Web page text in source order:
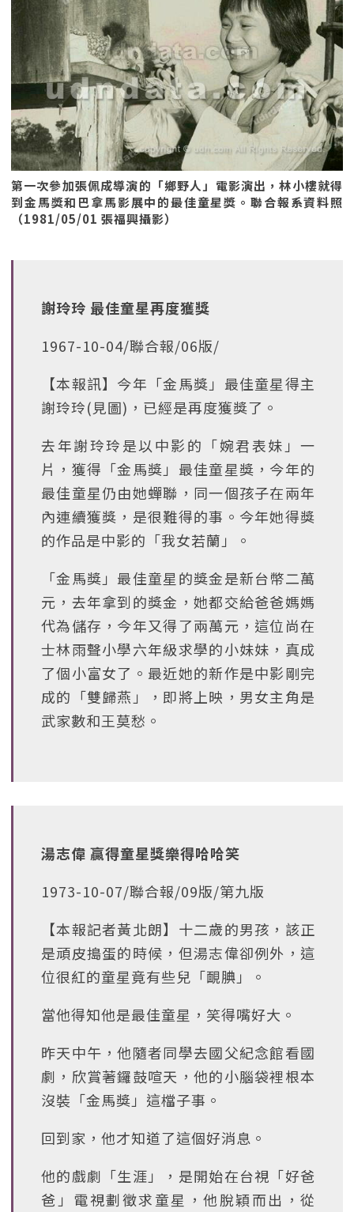
第一次參加張佩成導演的「鄉野人」電影演出，林小樓就得
到金馬獎和巴拿馬影展中的最佳童星獎。聯合報系資料照
（1981/05/01 張福興攝影）
謝玲玲 最佳童星再度獲獎
1967-10-04/聯合報/06版/
【本報訊】今年「金馬獎」最佳童星得主
謝玲玲(見圖)，已經是再度獲獎了。
去年謝玲玲是以中影的「婉君表妹」一
片，獲得「金馬獎」最佳童星獎，今年的
最佳童星仍由她蟬聯，同一個孩子在兩年
內連續獲獎，是很難得的事。今年她得獎
的作品是中影的「我女若蘭」。
「金馬獎」最佳童星的獎金是新台幣二萬
元，去年拿到的獎金，她都交給爸爸媽媽
代為儲存，今年又得了兩萬元，這位尚在
士林雨聲小學六年級求學的小妹妹，真成
了個小富女了。最近她的新作是中影剛完
成的「雙歸燕」，即將上映，男女主角是
武家數和王莫愁。
湯志偉 贏得童星獎樂得哈哈笑
1973-10-07/聯合報/09版/第九版
【本報記者黃北朗】十二歲的男孩，該正
是頑皮搗蛋的時候，但湯志偉卻例外，這
位很紅的童星竟有些兒「靦腆」。
當他得知他是最佳童星，笑得嘴好大。
昨天中午，他隨者同學去國父紀念館看國
劇，欣賞著鑼鼓喧天，他的小腦袋裡根本
沒裝「金馬獎」這檔子事。
回到家，他才知道了這個好消息。
他的戲劇「生涯」，是開始在台視「好爸
爸」電視劃徵求童星，他脫穎而出，從